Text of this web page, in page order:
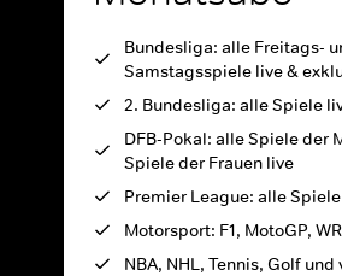
Bundesliga: alle Freitags-
Samstagsspiele live &
2. Bundesliga: alle Spiele
DFB-Pokal: alle Spiele der
Spiele der Frauen live
Premier League: alle
Motorsport: F1, MotoGP,
NBA, NHL, Tennis, Golf